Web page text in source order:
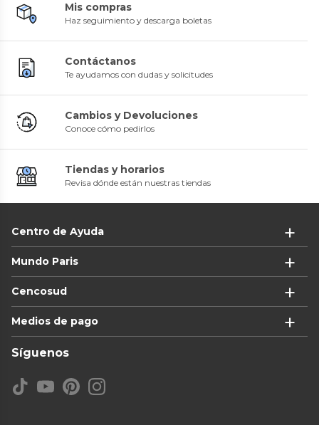
Mis compras
Haz seguimiento y descarga boletas
Contáctanos
Te ayudamos con dudas y solicitudes
Cambios y Devoluciones
Conoce cómo pedirlos
Tiendas y horarios
Revisa dónde están nuestras tiendas
Centro de Ayuda
Mundo Paris
Cencosud
Medios de pago
Síguenos